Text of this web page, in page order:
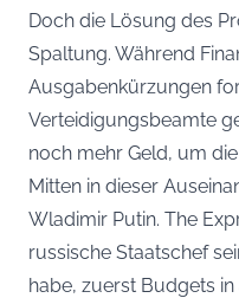
Doch die Lösung des
Spaltung. Während
Ausgabenkürzungen
Verteidigungsbeamte
noch mehr Geld, um
Mitten in dieser
Wladimir Putin. The
russische Staatschef
habe, zuerst Budgets